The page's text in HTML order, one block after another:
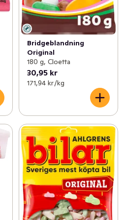
Bridgeblandning
Original
180 g, Cloetta
30,95 kr
171,94 kr /kg